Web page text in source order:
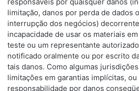
limitação, danos por perda de dados
interrupção dos negócios)
incapacidade de usar os materiais
teste ou um representante
notificado oralmente ou por escrito
tais danos. Como algumas
limitações em garantias implícitas,
responsabilidade por danos